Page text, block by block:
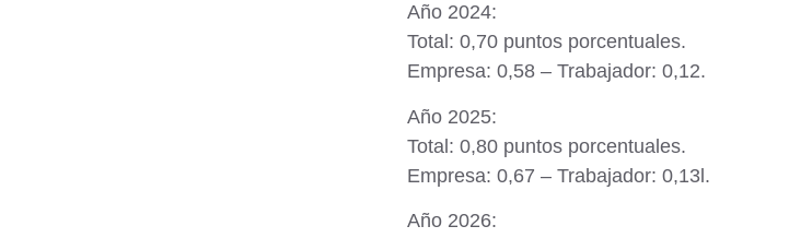
Año 2024:
Total: 0,70 puntos porcentuales.
Empresa: 0,58 – Trabajador: 0,12.
Año 2025:
Total: 0,80 puntos porcentuales.
Empresa: 0,67 – Trabajador: 0,13l.
Año 2026: